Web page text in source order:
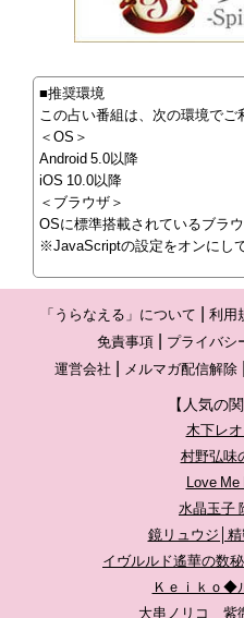
■推奨環境
この占い番組は、次の環境でご
＜OS＞
Android 5.0以降
iOS 10.0以降
＜ブラウザ＞
OSに標準搭載されているブラウ
※JavaScriptの設定をオンにし
「うらなえる」について 利用
免責事項
プライバシ
運営会社
メルマガ配信解除
【人気の
木下レ
村野弘味
Love
水晶玉子
鏡リュウジ│
イヴルルド遙華の数
Ｋｅｉｋｏ◆
大串ノリコ 紫